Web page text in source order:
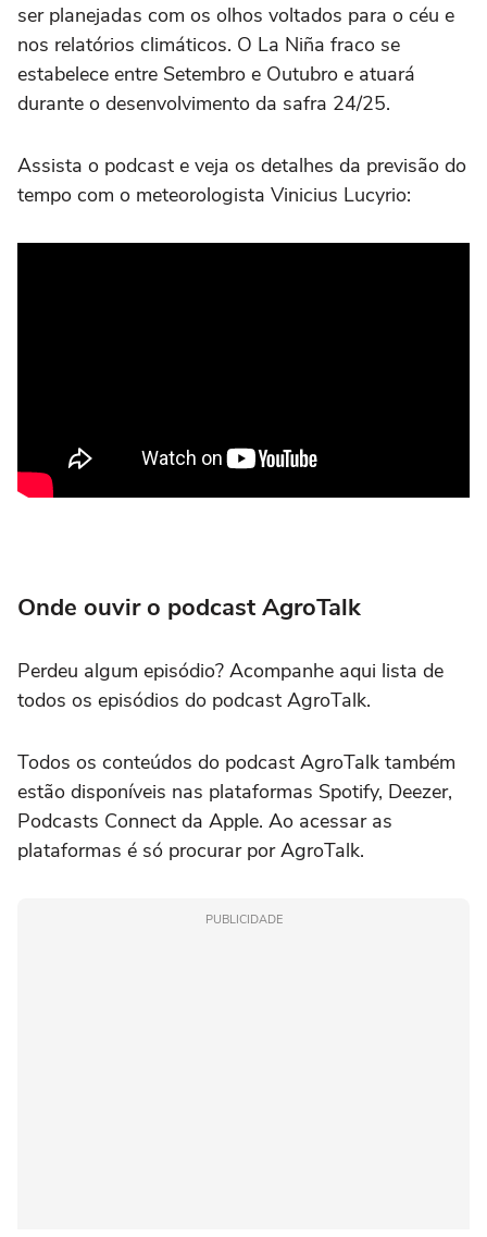
ser planejadas com os olhos voltados para o céu e
nos relatórios climáticos. O La Niña fraco se
estabelece entre Setembro e Outubro e atuará
durante o desenvolvimento da safra 24/25.
Assista o podcast e veja os detalhes da previsão do
tempo com o meteorologista Vinicius Lucyrio:
Onde ouvir o podcast AgroTalk
Perdeu algum episódio? Acompanhe aqui lista de
todos os episódios do podcast AgroTalk.
Todos os conteúdos do podcast AgroTalk também
estão disponíveis nas plataformas Spotify, Deezer,
Podcasts Connect da Apple. Ao acessar as
plataformas é só procurar por AgroTalk.
PUBLICIDADE